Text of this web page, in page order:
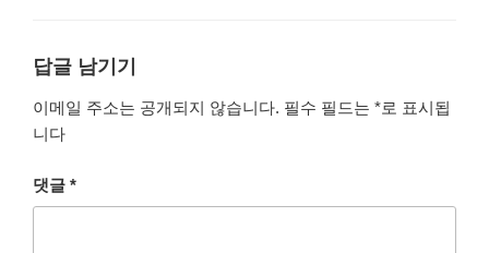
답글 남기기
이메일 주소는 공개되지 않습니다. 필수 필드는 *로 표시됩
니다
댓글 *